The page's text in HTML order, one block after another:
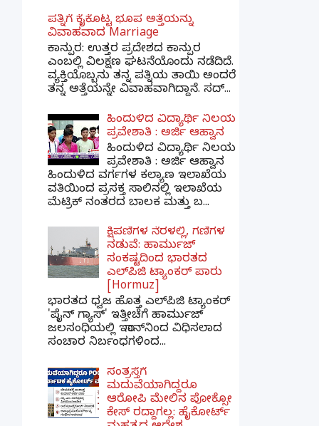
ಪತ್ನಿಗೆ ಕೈಕೊಟ್ಟ ಭೂಪ ಅತ್ತೆಯನ್ನು
ವಿವಾಹವಾದ Marriage
ಕಾನ್ಪುರ: ಉತ್ತರ ಪ್ರದೇಶದ ಕಾನ್ಪುರ
ಎಂಬಲ್ಲಿ ವಿಲಕ್ಷಣ ಘಟನೆಯೊಂದು ನಡೆದಿದೆ.
ವ್ಯಕ್ತಿಯೊಬ್ಬನು ತನ್ನ ಪತ್ನಿಯ ತಾಯಿ ಅಂದರೆ
ತನ್ನ ಅತ್ತೆಯನ್ನೇ ವಿವಾಹವಾಗಿದ್ದಾನೆ. ಸದ್...
ಹಿಂದುಳಿದ ವಿದ್ಯಾರ್ಥಿ ನಿಲಯ
ಪ್ರವೇಶಾತಿ : ಅರ್ಜಿ ಆಹ್ವಾನ
ಹಿಂದುಳಿದ ವಿದ್ಯಾರ್ಥಿ ನಿಲಯ
ಪ್ರವೇಶಾತಿ : ಅರ್ಜಿ ಆಹ್ವಾನ
ಹಿಂದುಳಿದ ವರ್ಗಗಳ ಕಲ್ಯಾಣ ಇಲಾಖೆಯ
ವತಿಯಿಂದ ಪ್ರಸಕ್ತ ಸಾಲಿನಲ್ಲಿ ಇಲಾಖೆಯ
ಮೆಟ್ರಿಕ್ ನಂತರದ ಬಾಲಕ ಮತ್ತು ಬ...
ಕ್ಷಿಪಣಿಗಳ ನೆರಳಲ್ಲಿ, ಗಣಿಗಳ
ನಡುವೆ: ಹಾರ್ಮುಜ್
ಸಂಕಷ್ಟದಿಂದ ಭಾರತದ
ಎಲ್‌ಪಿಜಿ ಟ್ಯಾಂಕರ್ ಪಾರು
[Hormuz]
ಭಾರತದ ಧ್ವಜ ಹೊತ್ತ ಎಲ್‌ಪಿಜಿ ಟ್ಯಾಂಕರ್
'ಪೈನ್ ಗ್ಯಾಸ್' ಇತ್ತೀಚೆಗೆ ಹಾರ್ಮುಜ್
ಜಲಸಂಧಿಯಲ್ಲಿ ಇರಾನ್‌ನಿಂದ ವಿಧಿಸಲಾದ
ಸಂಚಾರ ನಿರ್ಬಂಧಗಳಿಂದ...
ಸಂತ್ರಸ್ತೆಗೆ
ಮದುವೆಯಾಗಿದ್ದರೂ
ಆರೋಪಿ ಮೇಲಿನ ಪೋಕ್ಸೋ
ಕೇಸ್ ರದ್ದಾಗಲ್ಲ: ಹೈಕೋರ್ಟ್